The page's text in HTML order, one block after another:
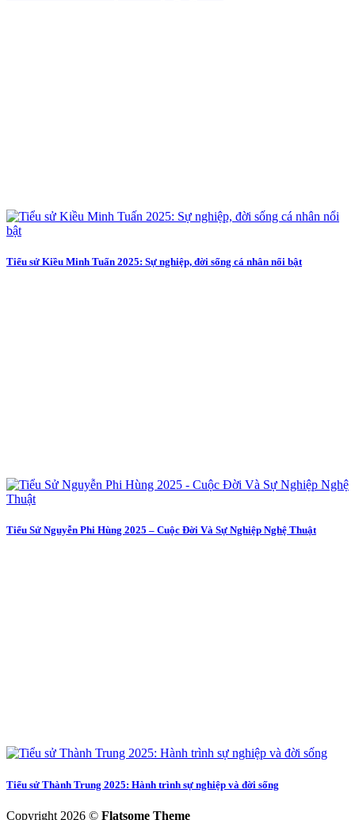
Tiểu sử Kiều Minh Tuấn 2025: Sự nghiệp, đời sống cá nhân nổi bật
Tiểu Sử Nguyễn Phi Hùng 2025 – Cuộc Đời Và Sự Nghiệp Nghệ Thuật
Tiểu sử Thành Trung 2025: Hành trình sự nghiệp và đời sống
Copyright 2026 © Flatsome Theme